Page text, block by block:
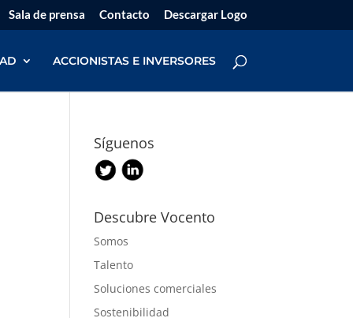
Sala de prensa Contacto Descargar Logo
ACCIONISTAS E INVERSORES
Síguenos
Descubre Vocento
Somos
Talento
Soluciones comerciales
Sostenibilidad